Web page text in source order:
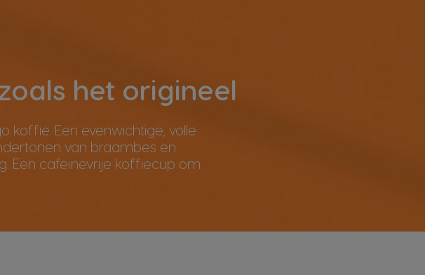
het origineel
koffie. Een evenwichtige, volle
van braambes en
Een cafeïnevrije koffiecup om